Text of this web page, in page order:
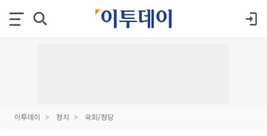
이투데이 정치 국회/정당